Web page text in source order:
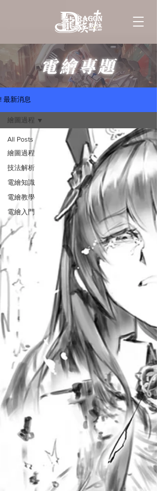
電繪專題
! 最新消息
All Posts
繪圖過程
技法解析
電繪知識
電繪教學
電繪入門
繪圖過程